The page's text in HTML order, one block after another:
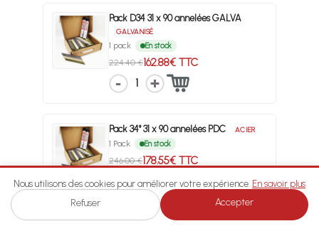
Pack D34 31 x 90 annelées GALVA
GALVANISÉ
1 pack En stock
224.40 €162.88€ TTC
1
Pack 34° 31 x 90 annelées PDC ACIER
1 Pack En stock
246.00 €178.55€ TTC
1
Nous utilisons des cookies pour améliorer votre expérience. En savoir plus
Refuser Accepter